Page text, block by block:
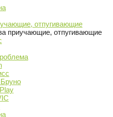
отпугивающие
приучающие, отпугивающие